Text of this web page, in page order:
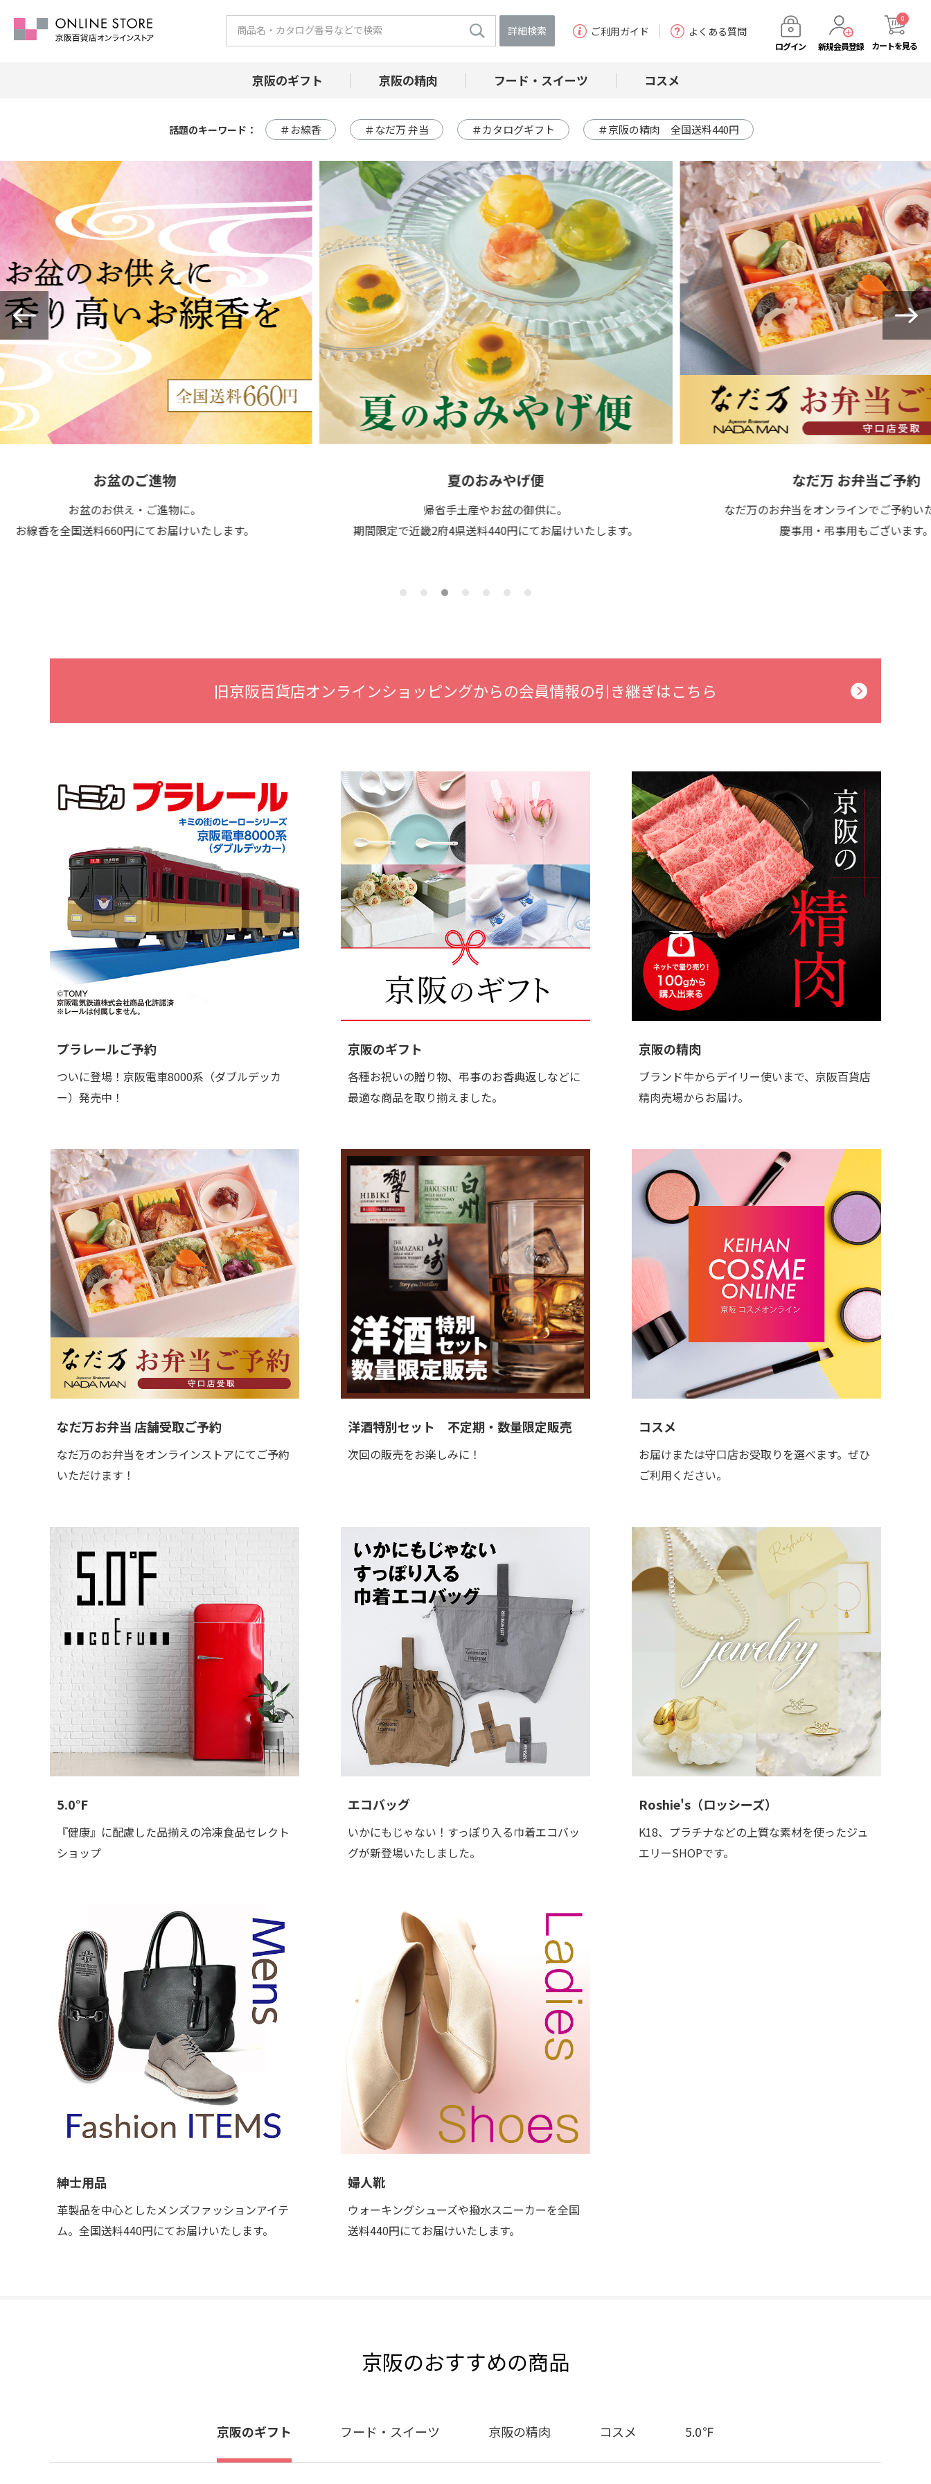
詳細検索 ご利用ガイド よくある質問
ログイン 新規会員登録 カートを見る
0
京阪のギフト 京阪の精肉 フード・スイーツ コスメ
話題のキーワード： ＃お線香 ＃なだ万 弁当 ＃カタログギフト ＃京阪の精肉 全国送料440円
お盆のご進物
お盆のお供え・ご進物に。
香を全国送料660円にてお届けいたします。
夏のおみやげ便
帰省手土産やお盆の御供に。
期間限定で近畿2府4県送料440円にてお届けいたします。
なだ万 お弁当ご予約
なだ万のお弁当をオンラインでご予約いただけ
慶事用・弔事用もございます。
旧京阪百貨店オンラインショッピングからの会員情報の引き継ぎはこちら
プラレールご予約
ついに登場！京阪電車8000系（ダブルデッカ
ー）発売中！
京阪のギフト
各種お祝いの贈り物、弔事のお香典返しなどに
最適な商品を取り揃えました。
京阪の精肉
ブランド牛からデイリー使いまで、京阪百貨店
精肉売場からお届け。
なだ万お弁当 店舗受取ご予約
なだ万のお弁当をオンラインストアにてご予約
いただけます！
洋酒特別セット 不定期・数量限定販売
次回の販売をお楽しみに！
コスメ
お届けまたは守口店お受取りを選べます。ぜひ
ご利用ください。
5.0℉
『健康』に配慮した品揃えの冷凍食品セレクト
ショップ
エコバッグ
いかにもじゃない！すっぽり入る巾着エコバッ
グが新登場いたしました。
Roshie's（ロッシーズ）
K18、プラチナなどの上質な素材を使ったジュ
エリーSHOPです。
紳士用品
革製品を中心としたメンズファッションアイテ
ム。全国送料440円にてお届けいたします。
婦人靴
ウォーキングシューズや撥水スニーカーを全国
送料440円にてお届けいたします。
京阪のおすすめの商品
京阪のギフト フード・スイーツ 京阪の精肉 コスメ 5.0℉